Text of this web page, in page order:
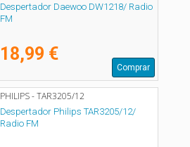
Despertador Daewoo DW1218/ Radio
FM
18,99 €
Comprar
PHILIPS - TAR3205/12
Despertador Philips TAR3205/12/
Radio FM